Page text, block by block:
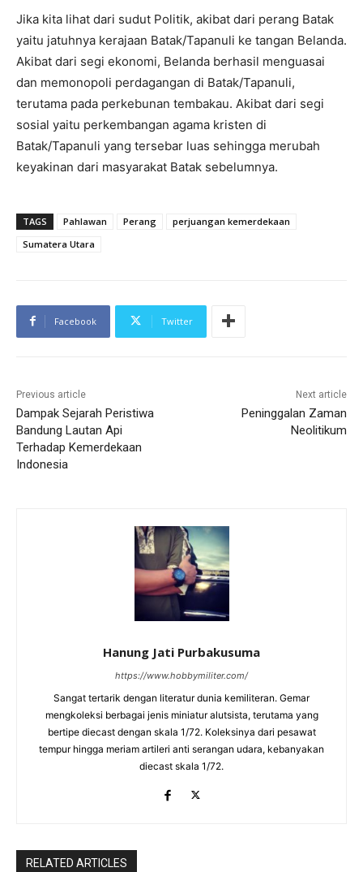
Jika kita lihat dari sudut Politik, akibat dari perang Batak
yaitu jatuhnya kerajaan Batak/Tapanuli ke tangan Belanda.
Akibat dari segi ekonomi, Belanda berhasil menguasai
dan memonopoli perdagangan di Batak/Tapanuli,
terutama pada perkebunan tembakau. Akibat dari segi
sosial yaitu perkembangan agama kristen di
Batak/Tapanuli yang tersebar luas sehingga merubah
keyakinan dari masyarakat Batak sebelumnya.
TAGS Pahlawan Perang
perjuangan kemerdekaan
Sumatera Utara
Facebook Twitter
Previous article
Dampak Sejarah Peristiwa
Bandung Lautan Api
Terhadap Kemerdekaan
Indonesia
Next article
Peninggalan Zaman
Neolitikum
Hanung Jati Purbakusuma
https://www.hobbymiliter.com/
Sangat tertarik dengan literatur dunia kemiliteran. Gemar
mengkoleksi berbagai jenis miniatur alutsista, terutama yang
bertipe diecast dengan skala 1/72. Koleksinya dari pesawat
tempur hingga meriam artileri anti serangan udara, kebanyakan
diecast skala 1/72.
RELATED ARTICLES